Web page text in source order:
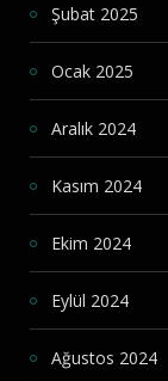
Şubat 2025
Ocak 2025
Aralık 2024
Kasım 2024
Ekim 2024
Eylül 2024
Ağustos 2024